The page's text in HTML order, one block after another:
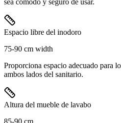
Espacio libre del inodoro
75-90 cm width
Proporciona espacio adecuado para
ambos lados del sanitario.
Altura del mueble de lavabo
85-90 cm